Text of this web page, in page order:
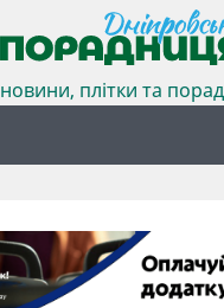
новини, плітки та